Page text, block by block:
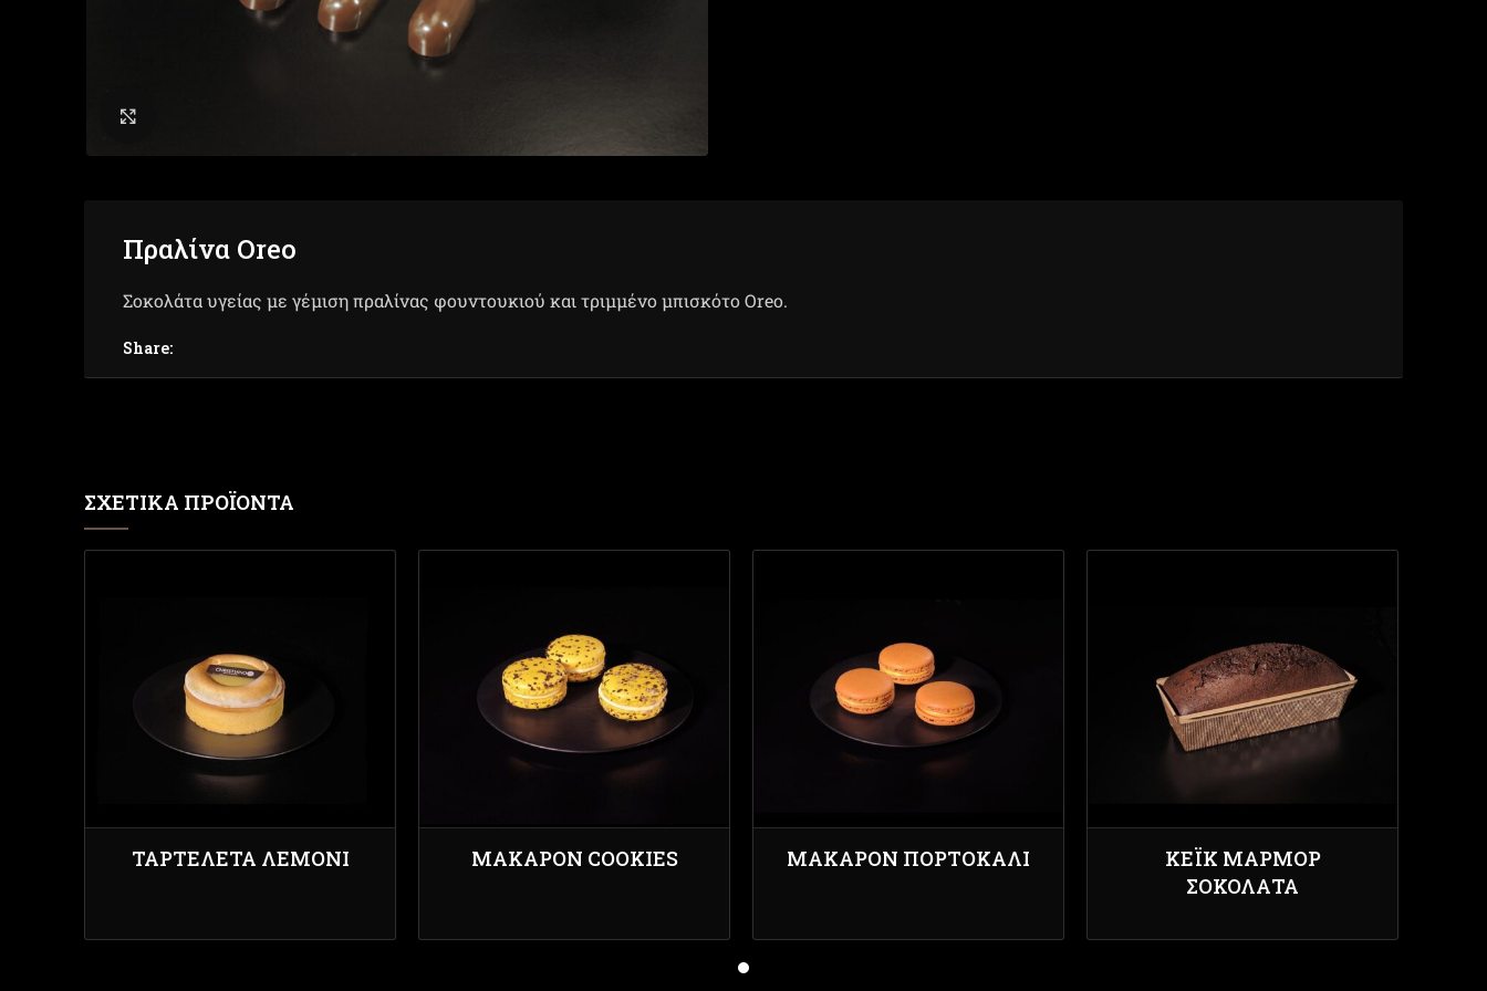
Πραλίνα Oreo
Σοκολάτα υγείας με γέμιση πραλίνας φουντουκιού και τριμμένο μπισκότο Oreo.
Share:
ΣΧΕΤΙΚΆ ΠΡΟΪΌΝΤΑ
ΤΑΡΤΕΛΕΤΑ ΛΕΜΟΝΙ ΜΑΚΑΡΌΝ COOKIES ΜΑΚΑΡΌΝ ΠΟΡΤΟΚΆΛΙ
ΚΈΙΚ ΜΆΡΜΟΡ
ΣΟΚΟΛΆΤΑ